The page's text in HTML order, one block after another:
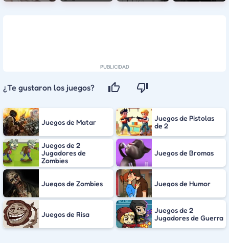
¿Te gustaron los juegos?
Juegos de Matar
Juegos de Pistolas
de 2
Juegos de 2
Jugadores de
Zombies
Juegos de Bromas
Juegos de Zombies Juegos de Humor
Juegos de Risa
Juegos de 2
Jugadores de Guerra